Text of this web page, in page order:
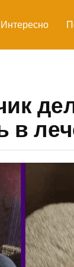
Интересно
в